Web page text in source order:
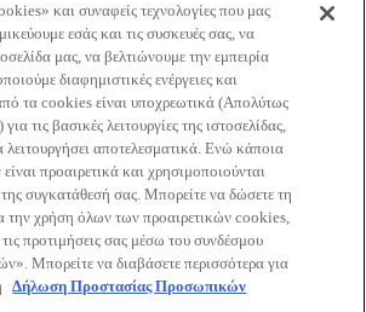
o
p
e
n
s
o
p
e
n
s
o
p
e
n
s
o
p
e
n
s
Προσωπικών ΔεδομένωνΠροσβασιμότητα
Πολιτική Προσωπικών Δεδομένων
ιδιωτικότητας & επιχειρησιακής
και συναφείς τεχνολογίες που μας
εσάς και τις συσκευές σας, να
μας, να βελτιώνουμε την εμπειρία
διαφημιστικές ενέργειες και
τα cookies είναι υποχρεωτικά (Απολύτως
τις βασικές λειτουργίες της ιστοσελίδας,
λειτουργήσει αποτελεσματικά. Ενώ κάποια
προαιρετικά και χρησιμοποιούνται
συγκατάθεσή σας. Μπορείτε να δώσετε τη
την χρήση όλων των προαιρετικών cookies,
τις προτιμήσεις σας μέσω του συνδέσμου
Μπορείτε να διαβάσετε περισσότερα για
Δήλωση Προστασίας Προσωπικών